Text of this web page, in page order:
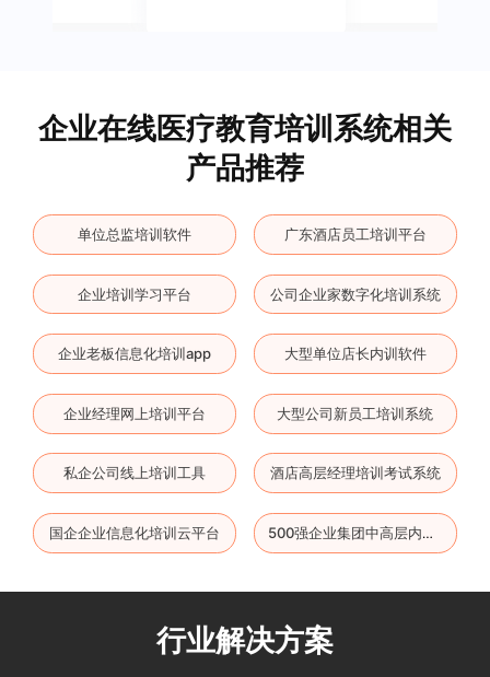
企业在线医疗教育培训系统相关
产品推荐
单位总监培训软件 广东酒店员工培训平台
企业培训学习平台 公司企业家数字化培训系统
企业老板信息化培训app 大型单位店长内训软件
企业经理网上培训平台 大型公司新员工培训系统
私企公司线上培训工具 酒店高层经理培训考试系统
国企企业信息化培训云平台 500强企业集团中高层内训平台
行业解决方案